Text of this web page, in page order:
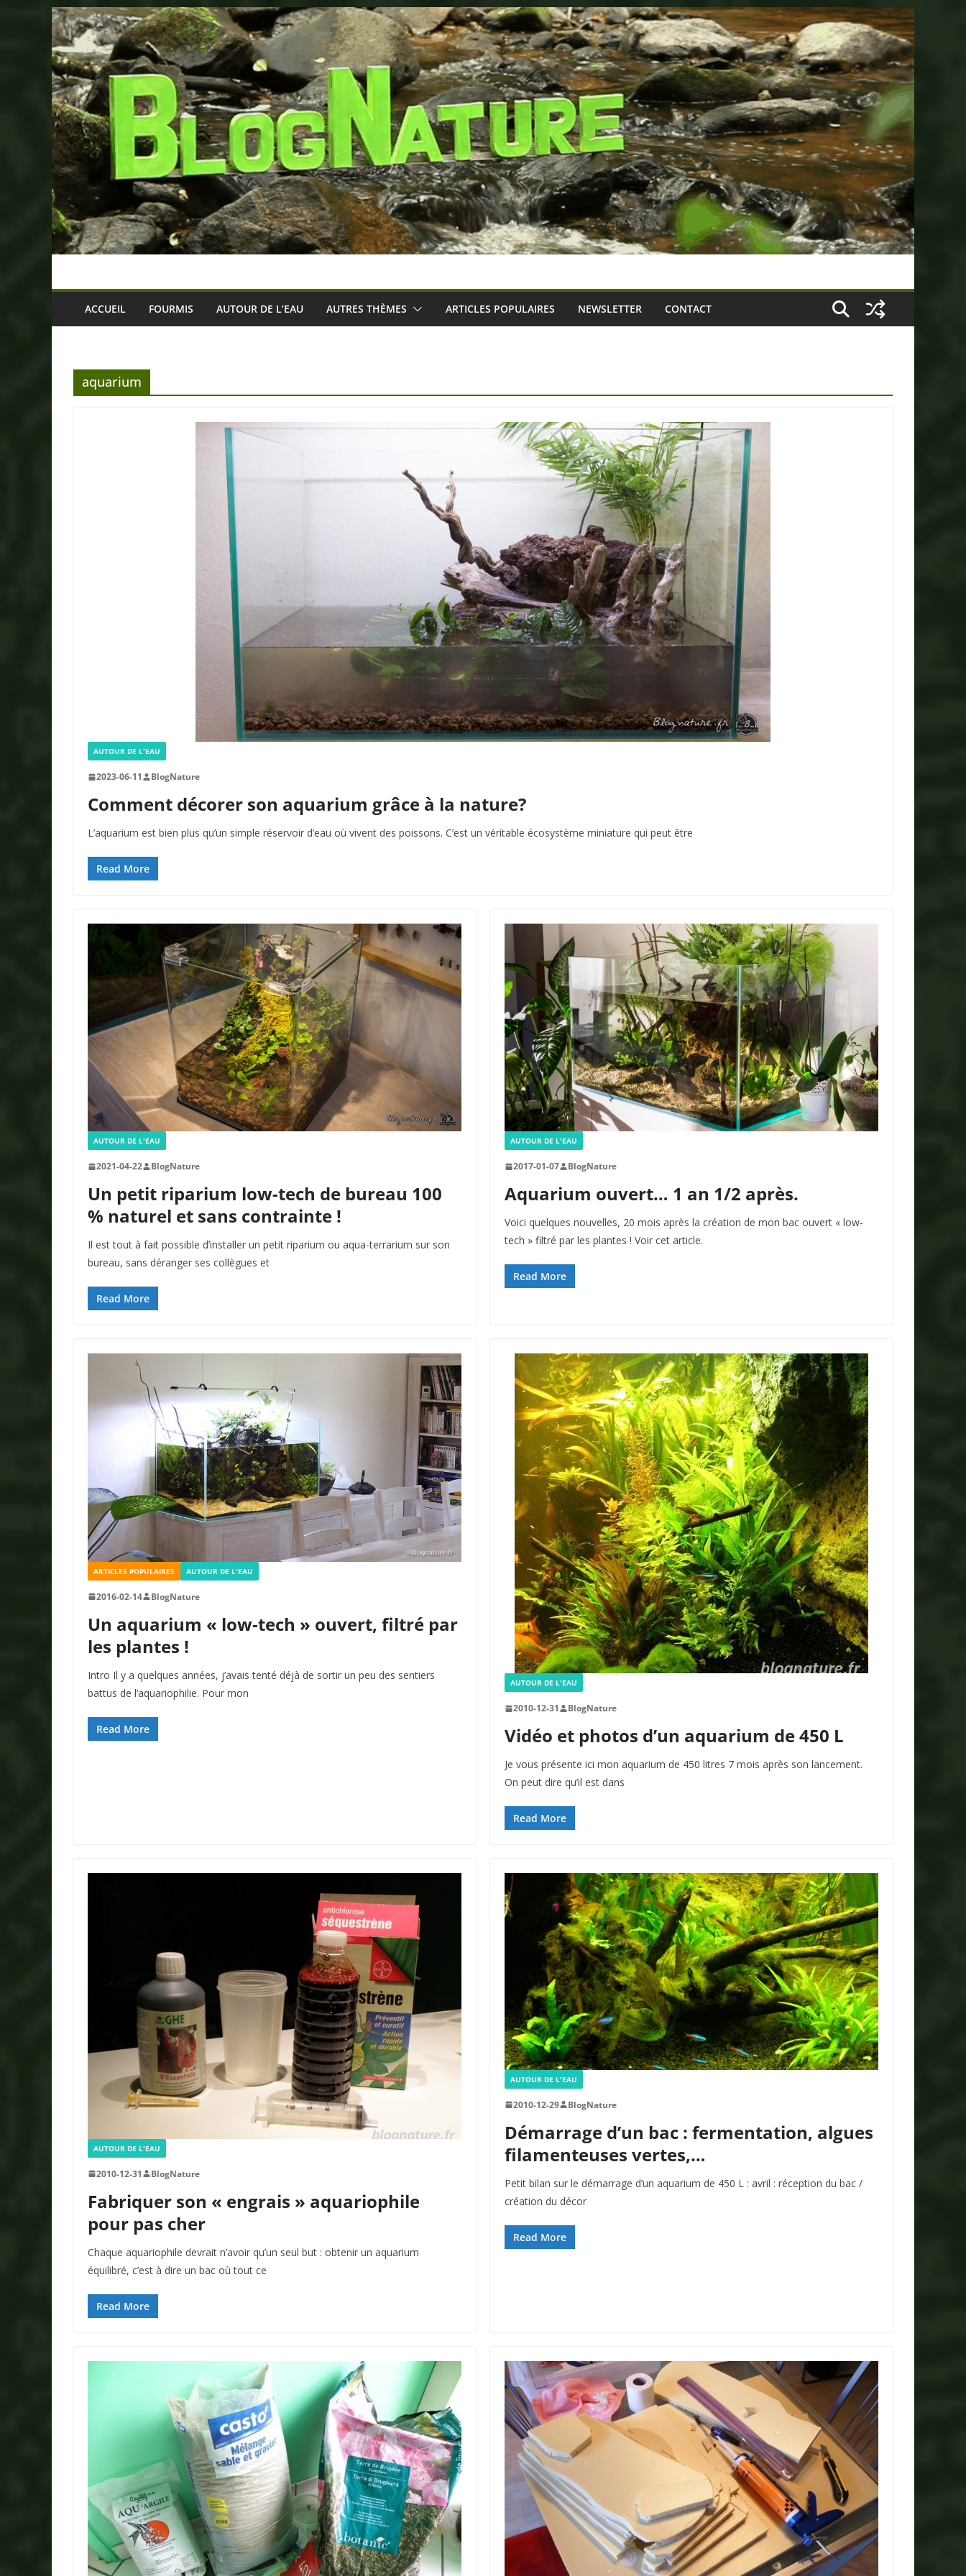
Passer
au
contenu
ACCUEIL FOURMIS AUTOUR DE L’EAU AUTRES THÈMES ARTICLES POPULAIRES NEWSLETTER CONTACT
aquarium
AUTOUR DE L'EAU
2023-06-11 BlogNature
Comment décorer son aquarium grâce à la nature?
L’aquarium est bien plus qu’un simple réservoir d’eau où vivent des poissons. C’est un véritable écosystème miniature qui peut être
Read More
AUTOUR DE L'EAU
2021-04-22 BlogNature
Un petit riparium low-tech de bureau 100
% naturel et sans contrainte !
Il est tout à fait possible d’installer un petit riparium ou aqua-terrarium sur son
bureau, sans déranger ses collègues et
Read More
AUTOUR DE L'EAU
2017-01-07 BlogNature
Aquarium ouvert… 1 an 1/2 après.
Voici quelques nouvelles, 20 mois après la création de mon bac ouvert « low-
tech » filtré par les plantes ! Voir cet article.
Read More
ARTICLES POPULAIRES AUTOUR DE L'EAU
2016-02-14 BlogNature
Un aquarium « low-tech » ouvert, filtré par
les plantes !
Intro Il y a quelques années, j’avais tenté déjà de sortir un peu des sentiers
battus de l’aquariophilie. Pour mon
Read More
AUTOUR DE L'EAU
2010-12-31 BlogNature
Vidéo et photos d’un aquarium de 450 L
Je vous présente ici mon aquarium de 450 litres 7 mois après son lancement.
On peut dire qu’il est dans
Read More
AUTOUR DE L'EAU
2010-12-31 BlogNature
Fabriquer son « engrais » aquariophile
pour pas cher
Chaque aquariophile devrait n’avoir qu’un seul but : obtenir un aquarium
équilibré, c’est à dire un bac où tout ce
Read More
AUTOUR DE L'EAU
2010-12-29 BlogNature
Démarrage d’un bac : fermentation, algues
filamenteuses vertes,…
Petit bilan sur le démarrage d’un aquarium de 450 L : avril : réception du bac /
création du décor
Read More